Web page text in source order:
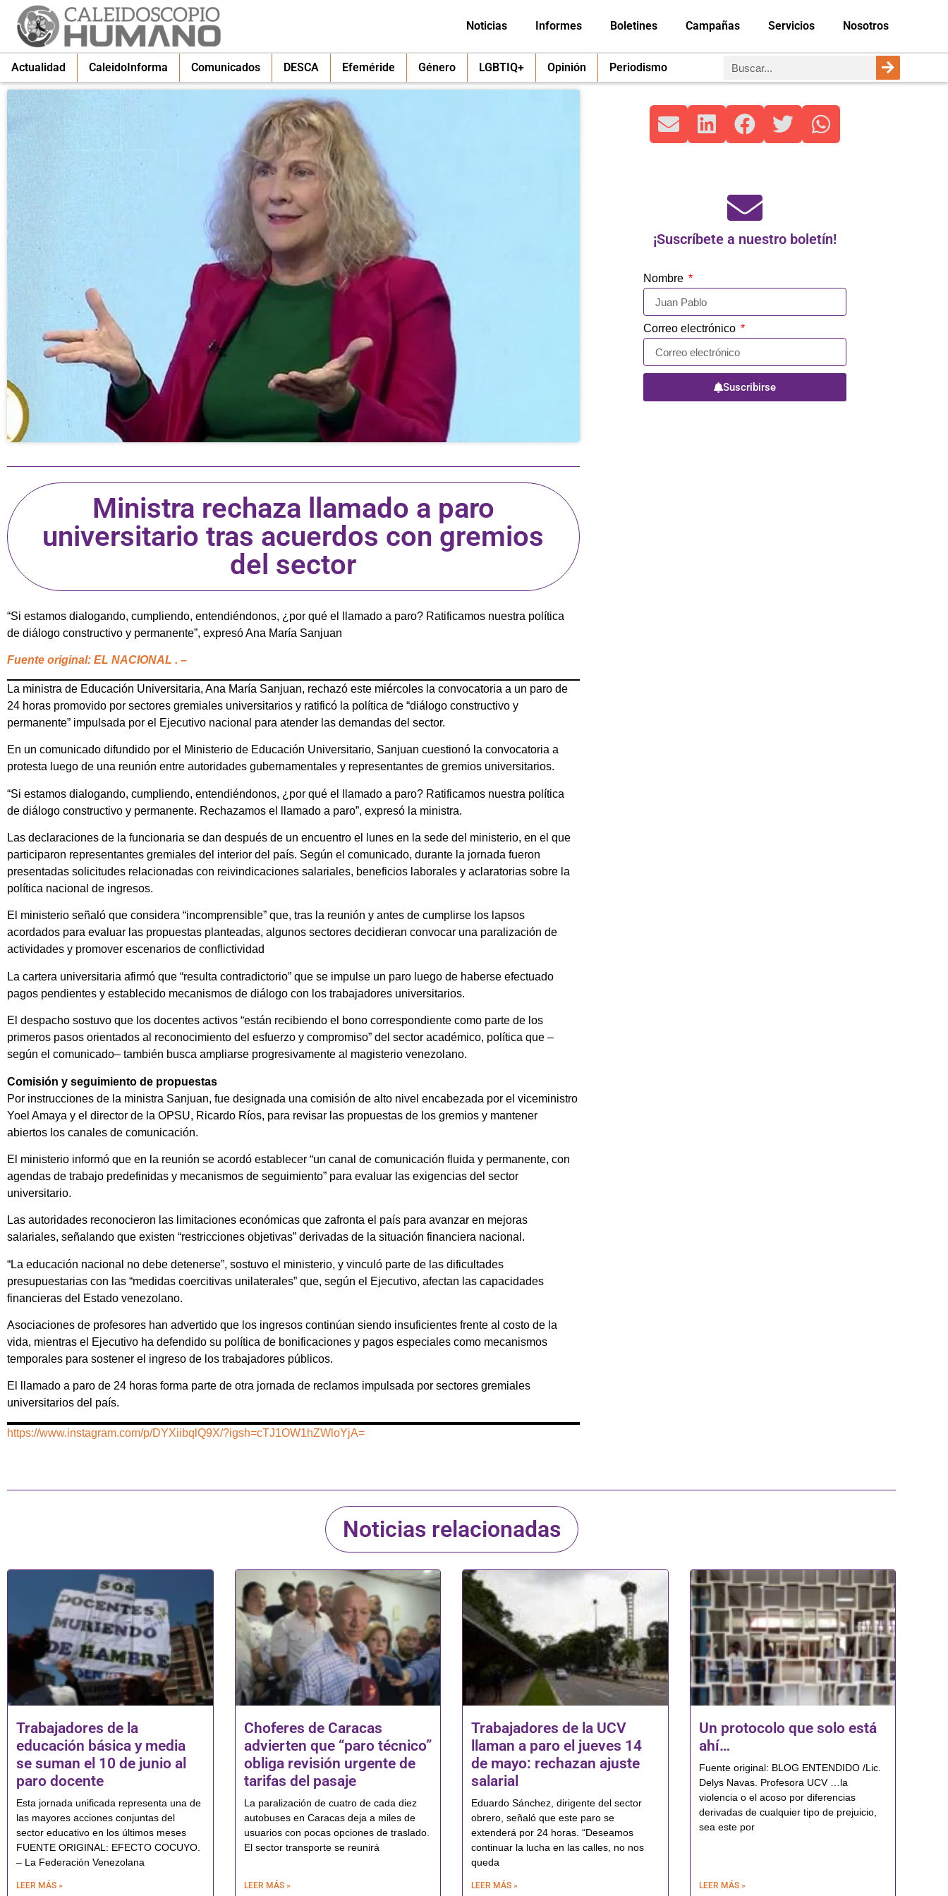
Noticias Informes Boletines Campañas Servicios Nosotros
Actualidad CaleidoInforma Comunicados DESCA Efeméride Género LGBTIQ+ Opinión Periodismo
Ministra rechaza llamado a paro
universitario tras acuerdos con gremios
del sector
“Si estamos dialogando, cumpliendo, entendiéndonos, ¿por qué el llamado a paro? Ratificamos nuestra política
de diálogo constructivo y permanente”, expresó Ana María Sanjuan
Fuente original: EL NACIONAL . –
La ministra de Educación Universitaria, Ana María Sanjuan, rechazó este miércoles la convocatoria a un paro de
24 horas promovido por sectores gremiales universitarios y ratificó la política de “diálogo constructivo y
permanente” impulsada por el Ejecutivo nacional para atender las demandas del sector.
En un comunicado difundido por el Ministerio de Educación Universitario, Sanjuan cuestionó la convocatoria a
protesta luego de una reunión entre autoridades gubernamentales y representantes de gremios universitarios.
“Si estamos dialogando, cumpliendo, entendiéndonos, ¿por qué el llamado a paro? Ratificamos nuestra política
de diálogo constructivo y permanente. Rechazamos el llamado a paro”, expresó la ministra.
Las declaraciones de la funcionaria se dan después de un encuentro el lunes en la sede del ministerio, en el que
participaron representantes gremiales del interior del país. Según el comunicado, durante la jornada fueron
presentadas solicitudes relacionadas con reivindicaciones salariales, beneficios laborales y aclaratorias sobre la
política nacional de ingresos.
El ministerio señaló que considera “incomprensible” que, tras la reunión y antes de cumplirse los lapsos
acordados para evaluar las propuestas planteadas, algunos sectores decidieran convocar una paralización de
actividades y promover escenarios de conflictividad
La cartera universitaria afirmó que “resulta contradictorio” que se impulse un paro luego de haberse efectuado
pagos pendientes y establecido mecanismos de diálogo con los trabajadores universitarios.
El despacho sostuvo que los docentes activos “están recibiendo el bono correspondiente como parte de los
primeros pasos orientados al reconocimiento del esfuerzo y compromiso” del sector académico, política que –
según el comunicado– también busca ampliarse progresivamente al magisterio venezolano.
Comisión y seguimiento de propuestas
Por instrucciones de la ministra Sanjuan, fue designada una comisión de alto nivel encabezada por el viceministro
Yoel Amaya y el director de la OPSU, Ricardo Ríos, para revisar las propuestas de los gremios y mantener
abiertos los canales de comunicación.
El ministerio informó que en la reunión se acordó establecer “un canal de comunicación fluida y permanente, con
agendas de trabajo predefinidas y mecanismos de seguimiento” para evaluar las exigencias del sector
universitario.
Las autoridades reconocieron las limitaciones económicas que zafronta el país para avanzar en mejoras
salariales, señalando que existen “restricciones objetivas” derivadas de la situación financiera nacional.
“La educación nacional no debe detenerse”, sostuvo el ministerio, y vinculó parte de las dificultades
presupuestarias con las “medidas coercitivas unilaterales” que, según el Ejecutivo, afectan las capacidades
financieras del Estado venezolano.
Asociaciones de profesores han advertido que los ingresos continúan siendo insuficientes frente al costo de la
vida, mientras el Ejecutivo ha defendido su política de bonificaciones y pagos especiales como mecanismos
temporales para sostener el ingreso de los trabajadores públicos.
El llamado a paro de 24 horas forma parte de otra jornada de reclamos impulsada por sectores gremiales
universitarios del país.
https://www.instagram.com/p/DYXiibqlQ9X/?igsh=cTJ1OW1hZWloYjA=
¡Suscríbete a nuestro boletín!
Nombre
Correo electrónico
Suscribirse
Noticias relacionadas
Trabajadores de la
educación básica y media
se suman el 10 de junio al
paro docente
Esta jornada unificada representa una de
las mayores acciones conjuntas del
sector educativo en los últimos meses
FUENTE ORIGINAL: EFECTO COCUYO.
– La Federación Venezolana
LEER MÁS »
Choferes de Caracas
advierten que “paro técnico”
obliga revisión urgente de
tarifas del pasaje
La paralización de cuatro de cada diez
autobuses en Caracas deja a miles de
usuarios con pocas opciones de traslado.
El sector transporte se reunirá
LEER MÁS »
Trabajadores de la UCV
llaman a paro el jueves 14
de mayo: rechazan ajuste
salarial
Eduardo Sánchez, dirigente del sector
obrero, señaló que este paro se
extenderá por 24 horas. “Deseamos
continuar la lucha en las calles, no nos
queda
LEER MÁS »
Un protocolo que solo está
ahí…
Fuente original: BLOG ENTENDIDO /Lic.
Delys Navas. Profesora UCV …la
violencia o el acoso por diferencias
derivadas de cualquier tipo de prejuicio,
sea este por
LEER MÁS »